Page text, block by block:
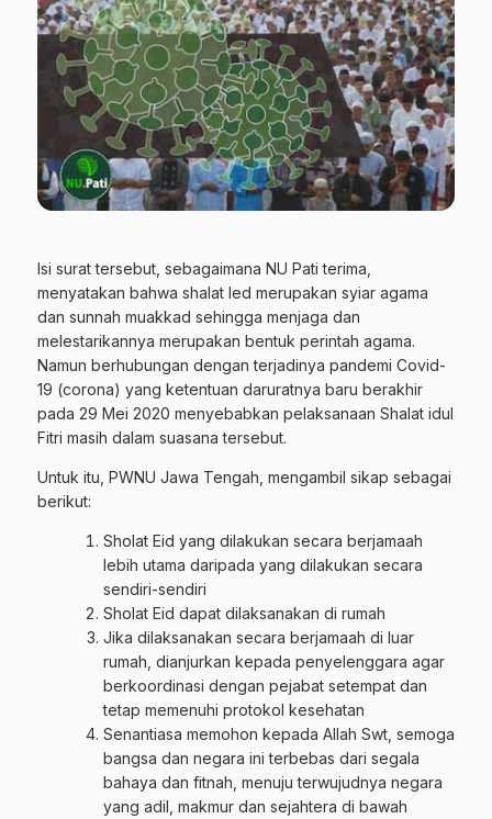
Isi surat tersebut, sebagaimana NU Pati terima,
menyatakan bahwa shalat Ied merupakan syiar agama
dan sunnah muakkad sehingga menjaga dan
melestarikannya merupakan bentuk perintah agama.
Namun berhubungan dengan terjadinya pandemi Covid-
19 (corona) yang ketentuan daruratnya baru berakhir
pada 29 Mei 2020 menyebabkan pelaksanaan Shalat idul
Fitri masih dalam suasana tersebut.
Untuk itu, PWNU Jawa Tengah, mengambil sikap sebagai
berikut:
Sholat Eid yang dilakukan secara berjamaah
lebih utama daripada yang dilakukan secara
sendiri-sendiri
Sholat Eid dapat dilaksanakan di rumah
Jika dilaksanakan secara berjamaah di luar
rumah, dianjurkan kepada penyelenggara agar
berkoordinasi dengan pejabat setempat dan
tetap memenuhi protokol kesehatan
Senantiasa memohon kepada Allah Swt, semoga
bangsa dan negara ini terbebas dari segala
bahaya dan fitnah, menuju terwujudnya negara
yang adil, makmur dan sejahtera di bawah